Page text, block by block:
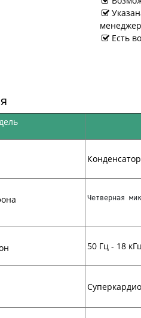
Есть
Четверная
50 Гц - 18 кГц